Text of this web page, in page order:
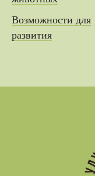
Возможности для
развития